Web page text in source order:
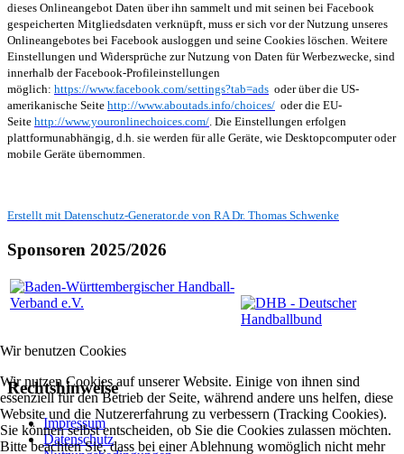
dieses Onlineangebot Daten über ihn sammelt und mit seinen bei Facebook
gespeicherten Mitgliedsdaten verknüpft, muss er sich vor der Nutzung unseres
Onlineangebotes bei Facebook ausloggen und seine Cookies löschen. Weitere
Einstellungen und Widersprüche zur Nutzung von Daten für Werbezwecke, sind
innerhalb der Facebook-Profileinstellungen
möglich: https://www.facebook.com/settings?tab=ads oder über die US-
amerikanische Seite http://www.aboutads.info/choices/ oder die EU-
Seite http://www.youronlinechoices.com/. Die Einstellungen erfolgen
plattformunabhängig, d.h. sie werden für alle Geräte, wie Desktopcomputer oder
mobile Geräte übernommen.
Erstellt mit Datenschutz-Generator.de von RA Dr. Thomas Schwenke
Sponsoren 2025/2026
Rechtshinweise
Impressum
Datenschutz
Wir benutzen Cookies
Wir nutzen Cookies auf unserer Website. Einige von ihnen sind
essenziell für den Betrieb der Seite, während andere uns helfen, diese
Website und die Nutzererfahrung zu verbessern (Tracking Cookies).
Sie können selbst entscheiden, ob Sie die Cookies zulassen möchten.
Bitte beachten Sie, dass bei einer Ablehnung womöglich nicht mehr